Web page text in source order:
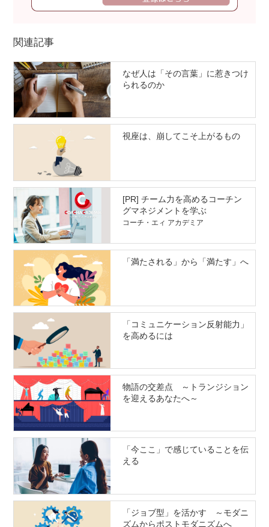
関連記事
なぜ人は「その言葉」に惹きつけ
られるのか
視座は、崩してこそ上がるもの
[PR] チーム力を高めるコーチン
グマネジメントを学ぶ
コーチ・エィ アカデミア
「満たされる」から「満たす」へ
「コミュニケーション反射能力」
を高めるには
物語の交差点 ～トランジション
を迎えるあなたへ～
「今ここ」で感じていることを伝
える
「ジョブ型」を活かす ～モダニ
ズムからポストモダニズムへ